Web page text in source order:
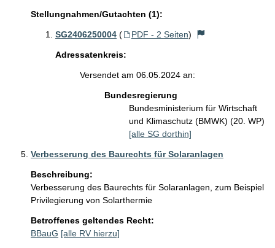
Stellungnahmen/Gutachten (1):
SG2406250004 ( PDF - 2 Seiten)
Adressatenkreis:
Versendet am 06.05.2024 an:
Bundesregierung
Bundesministerium für Wirtschaft
und Klimaschutz (BMWK) (20. WP)
[alle SG dorthin]
Verbesserung des Baurechts für Solaranlagen
Beschreibung:
Verbesserung des Baurechts für Solaranlagen, zum Beispiel
Privilegierung von Solarthermie
Betroffenes geltendes Recht:
BBauG [alle RV hierzu]